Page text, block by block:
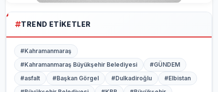
TREND ETIKETLER
#Kahramanmaraş
#Kahramanmaraş Büyükşehir Belediyesi
#GÜNDEM
#asfalt
#Başkan Görgel #Dulkadiroğlu
#Elbistan